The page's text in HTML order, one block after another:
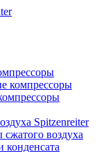
компрессоры
Spitzenreiter
воздуха
конденсата